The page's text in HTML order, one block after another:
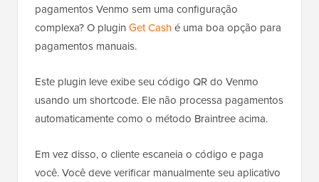
pagamentos Venmo sem uma configuração
complexa? O plugin Get Cashé uma boa opção para
pagamentos manuais.
Este plugin leve exibe seu código QR do Venmo
usando um shortcode. Ele não processa pagamentos
automaticamente como o método Braintree acima.
Em vez disso, o cliente escaneia o código e paga
você. Você deve verificar manualmente seu aplicativo